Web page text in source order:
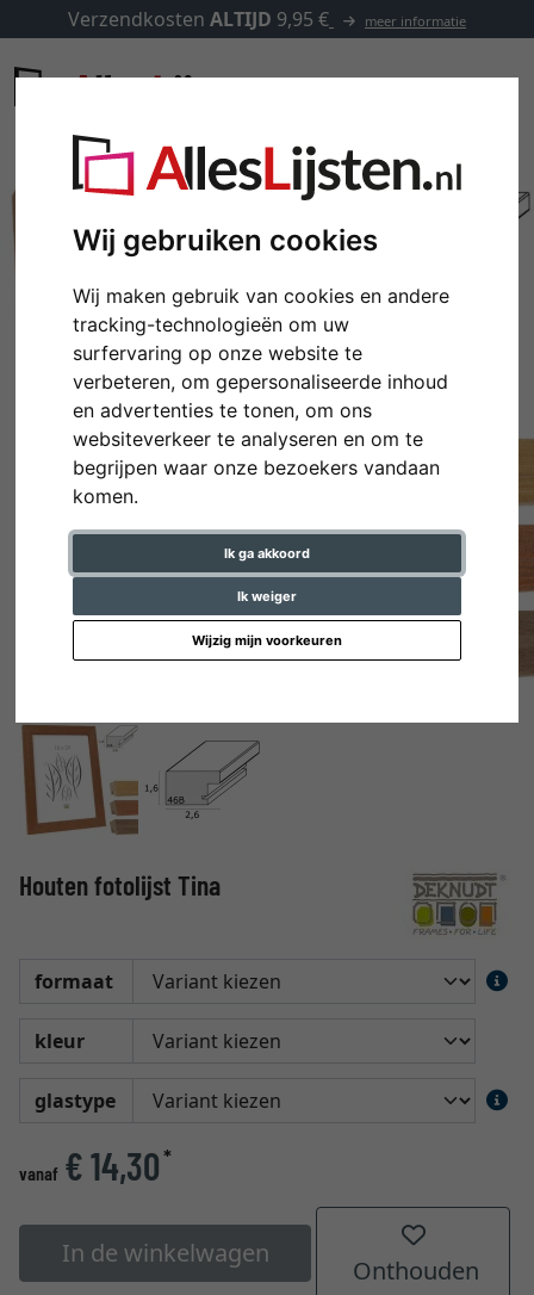
Wij gebruiken cookies
Wij maken gebruik van cookies en andere
tracking-technologieën om uw
surfervaring op onze website te
verbeteren, om gepersonaliseerde inhoud
en advertenties te tonen, om ons
websiteverkeer te analyseren en om te
begrijpen waar onze bezoekers vandaan
komen.
Ik ga akkoord
Ik weiger
Wijzig mijn voorkeuren
Verzendkosten ALTIJD 9,95 € meer informatie
Terug
Houten fotolijst Tina
formaat
kleur
glastype
vanaf € 14,30*
In de winkelwagen
Onthouden